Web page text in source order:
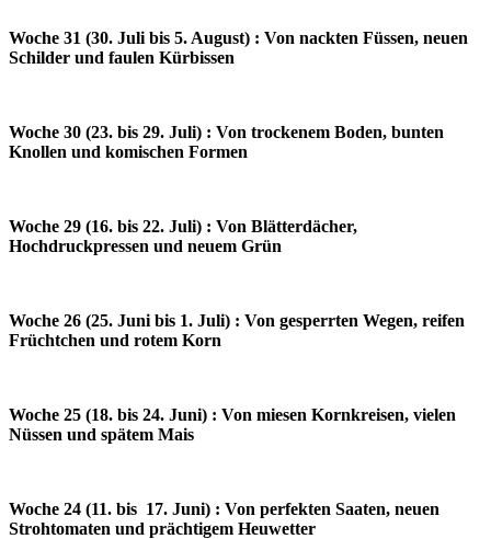
Woche 31 (30. Juli bis 5. August) : Von nackten Füssen, neuen
Schilder und faulen Kürbissen
Woche 30 (23. bis 29. Juli) : Von trockenem Boden, bunten
Knollen und komischen Formen
Woche 29 (16. bis 22. Juli) : Von Blätterdächer,
Hochdruckpressen und neuem Grün
Woche 26 (25. Juni bis 1. Juli) : Von gesperrten Wegen, reifen
Früchtchen und rotem Korn
Woche 25 (18. bis 24. Juni) : Von miesen Kornkreisen, vielen
Nüssen und spätem Mais
Woche 24 (11. bis 17. Juni) : Von perfekten Saaten, neuen
Strohtomaten und prächtigem Heuwetter